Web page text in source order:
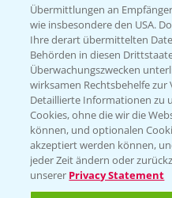
Hilfe in Notfällen
T.+49 (0)214/
Übermittlungen an
wie insbesondere den USA.
Ihre derart übermittelten
Behörden in diesen
Überwachungszwecken
wirksamen Rechtsbehelfe zur
Detaillierte Informationen zu
Cookies, ohne die wir die
können, und optionalen
akzeptiert werden können,
jeder Zeit ändern oder
unserer Privacy Statement